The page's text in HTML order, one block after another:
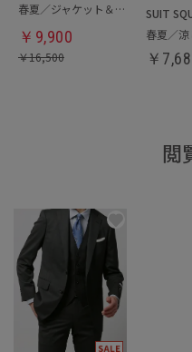
春夏／ジャケット＆パンツセットアップ／洗濯ネット付き
￥ 9,900
￥16,500 ￥
閲